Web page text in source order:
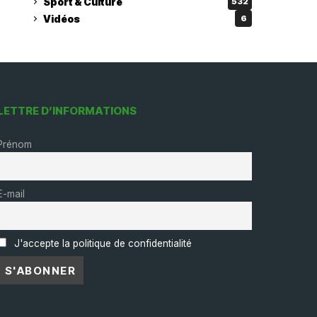
Vidéos 6
D’INFORMATIONS
mail
J'accepte la politique de confidentialité